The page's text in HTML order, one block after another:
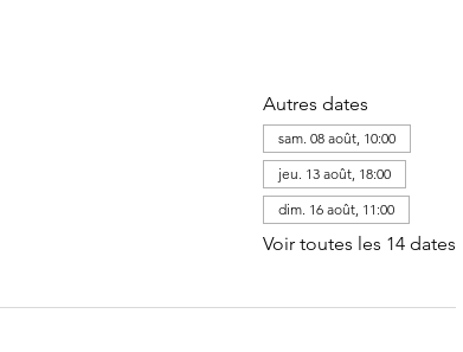
Autres dates
sam. 08 août, 10:00
jeu. 13 août, 18:00
dim. 16 août, 11:00
Voir toutes les 14 dates